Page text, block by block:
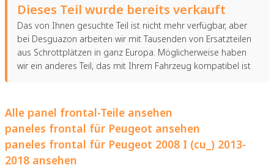
Dieses Teil wurde bereits verkauft
Das von Ihnen gesuchte Teil ist nicht mehr verfügbar, aber
bei Desguazon arbeiten wir mit Tausenden von Ersatzteilen
aus Schrottplätzen in ganz Europa. Möglicherweise haben
wir ein anderes Teil, das mit Ihrem Fahrzeug kompatibel ist
Alle panel frontal-Teile ansehen
paneles frontal für Peugeot ansehen
paneles frontal für Peugeot 2008 I (cu_) 2013-
2018 ansehen